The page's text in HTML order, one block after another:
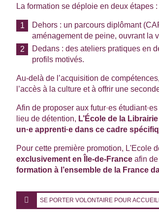
La formation se déploie en deux étapes :
Dehors : un parcours diplômant
aménagement de peine, ouvrant la
Dedans : des ateliers pratiques en
profils motivés.
Au-delà de l’acquisition de
l’accès à la culture et à offrir une
Afin de proposer aux futur·es
lieu de détention, L’École de la
un·e apprenti·e dans ce cadre
Pour cette première promotion, L'Ecole
exclusivement en Île-de-France afin
formation à l’ensemble de la France
SE PORTER VOLONTAIRE POUR